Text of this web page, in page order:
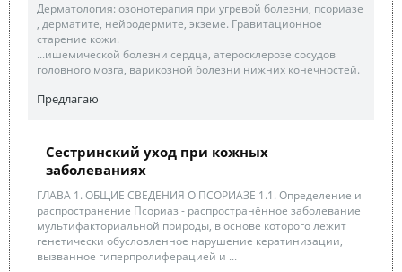
Дерматология: озонотерапия при угревой болезни, псориазе
, дерматите, нейродермите, экземе. Гравитационное
старение кожи.
...ишемической болезни сердца, атеросклерозе сосудов
головного мозга, варикозной болезни нижних конечностей.
Предлагаю
Сестринский уход при кожных
заболеваниях
ГЛАВА 1. ОБЩИЕ СВЕДЕНИЯ О ПСОРИАЗЕ 1.1. Определение и
распространение Псориаз - распространённое заболевание
мультифакториальной природы, в основе которого лежит
генетически обусловленное нарушение кератинизации,
вызванное гиперпролиферацией и ...